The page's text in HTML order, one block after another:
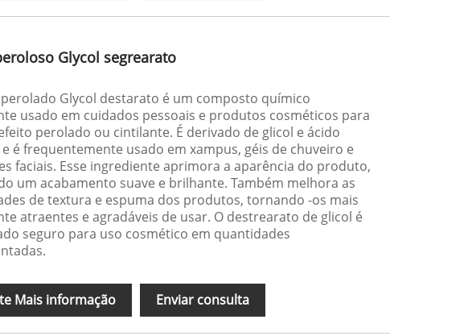
Glycol segrearato
Glycol destarato é um composto químico
usado em cuidados pessoais e produtos cosméticos para
perolado ou cintilante. É derivado de glicol e ácido
é frequentemente usado em xampus, géis de chuveiro e
faciais. Esse ingrediente aprimora a aparência do produto,
um acabamento suave e brilhante. Também melhora as
de textura e espuma dos produtos, tornando -os mais
atraentes e agradáveis de usar. O destrearato de glicol é
seguro para uso cosmético em quantidades
Mais informação Enviar consulta